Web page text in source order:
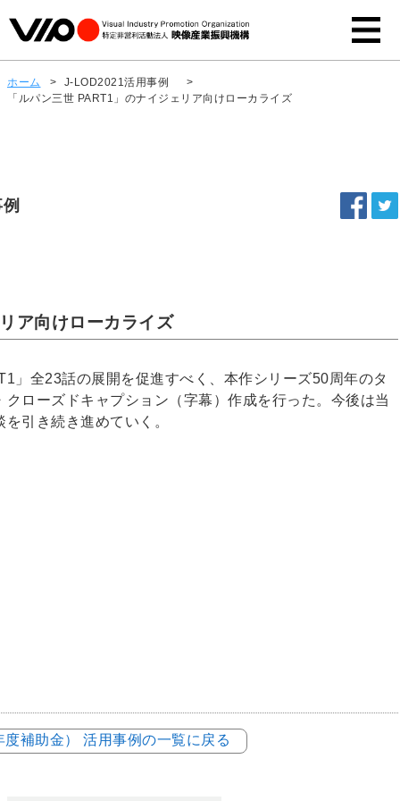
ホーム > J-LOD2021活用事例
>
「ルパン三世 PART1」のナイジェリア向けローカライズ
ア向けローカライズ
」全23話の展開を促進すべく、本作シリーズ50周年のタ
ローズドキャプション（字幕）作成を行った。今後は当
引き続き進めていく。
補助金） 活用事例の一覧に戻る